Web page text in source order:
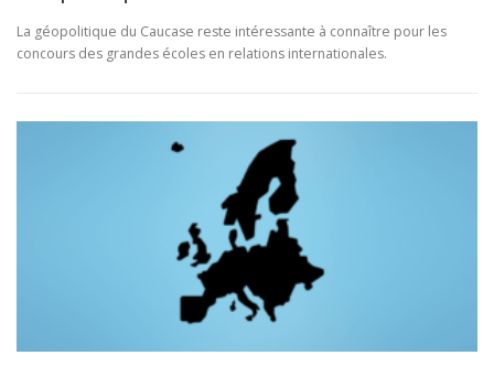
La géopolitique du Caucase reste intéressante à connaître pour les
concours des grandes écoles en relations internationales.